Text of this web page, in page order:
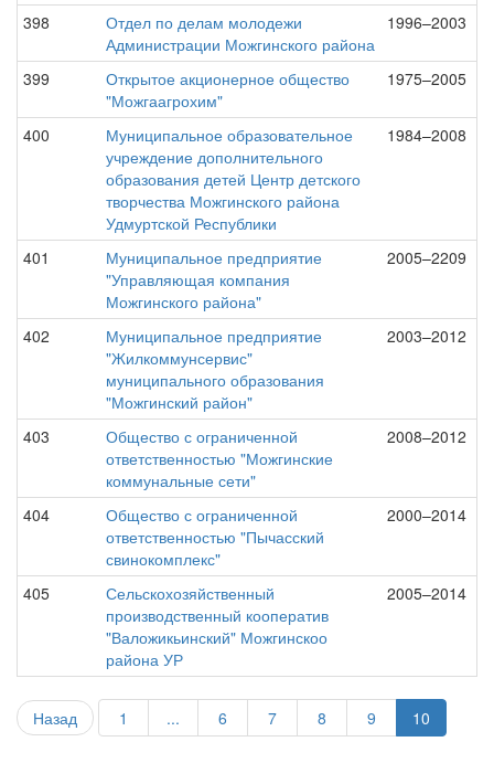
398
Отдел по делам молодежи
Администрации Можгинского района
1996–2003
399
Открытое акционерное общество
"Можгаагрохим"
1975–2005
400
Муниципальное образовательное
учреждение дополнительного
образования детей Центр детского
творчества Можгинского района
Удмуртской Республики
1984–2008
401
Муниципальное предприятие
"Управляющая компания
Можгинского района"
2005–2209
402
Муниципальное предприятие
"Жилкоммунсервис"
муниципального образования
"Можгинский район"
2003–2012
403
Общество с ограниченной
ответственностью "Можгинские
коммунальные сети"
2008–2012
404
Общество с ограниченной
ответственностью "Пычасский
свинокомплекс"
2000–2014
405
Сельскохозяйственный
производственный кооператив
"Валожикьинский" Можгинскоо
района УР
2005–2014
Назад 1 ... 6 7 8 9 10